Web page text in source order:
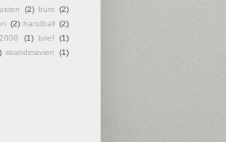
(2) büro (2)
(2) handball (2)
2008 (1) brief (1)
skandinavien
(1)